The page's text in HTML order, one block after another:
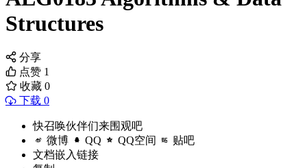
Structures
分享
点赞 1
收藏 0
下载 0
快召唤伙伴们来围观吧
微博 QQ QQ空间 贴吧
文档嵌入链接